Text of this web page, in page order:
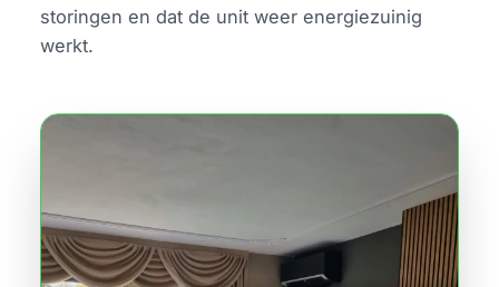
storingen en dat de unit weer energiezuinig
werkt.